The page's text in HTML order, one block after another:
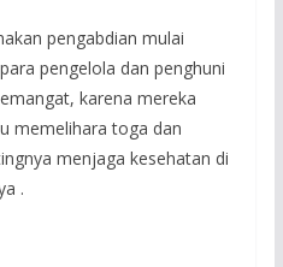
pengabdian mulai
pengelola dan penghuni
karena mereka
memelihara toga dan
menjaga kesehatan di
.